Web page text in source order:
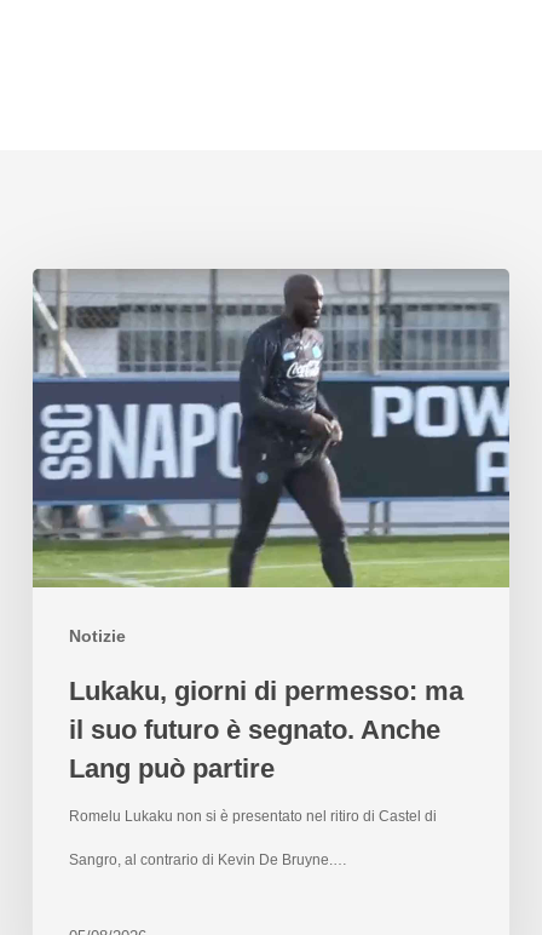
Notizie
Lukaku, giorni di permesso: ma
il suo futuro è segnato. Anche
Lang può partire
Romelu Lukaku non si è presentato nel ritiro di Castel di
Sangro, al contrario di Kevin De Bruyne.…